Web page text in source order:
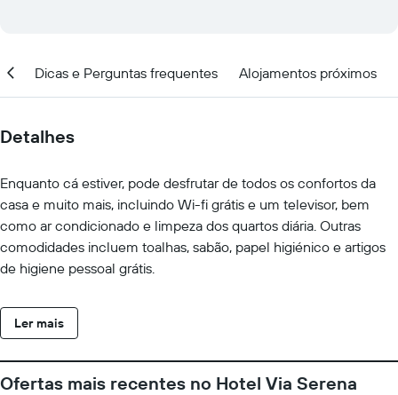
Dicas e Perguntas frequentes Alojamentos próximos
Detalhes
Enquanto cá estiver, pode desfrutar de todos os confortos da
casa e muito mais, incluindo Wi-fi grátis e um televisor, bem
como ar condicionado e limpeza dos quartos diária. Outras
comodidades incluem toalhas, sabão, papel higiénico e artigos
de higiene pessoal grátis.
Ler mais
Ofertas mais recentes no Hotel Via Serena